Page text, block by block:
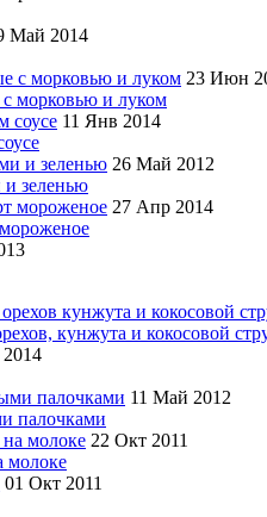
Май 2014
23 Июн
морковью и луком
11 Янв 2014
26 Май 2012
и зеленью
27 Апр 2014
кунжута и кокосовой
11 Май 2012
палочками
22 Окт 2011
молоке
01 Окт 2011